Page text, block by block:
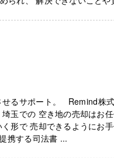
せるサポート。 Remind株
玉での 空き地の売却はお
形で 売却できるようにお
携する司法書 ...